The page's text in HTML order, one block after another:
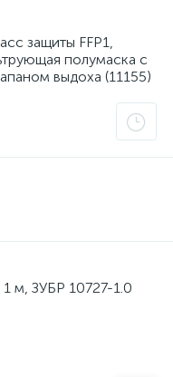
защиты FFP1,
полумаска с
выдоха (11155)
м, ЗУБР 10727-1.0